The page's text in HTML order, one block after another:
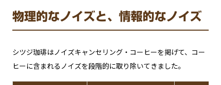
物理的なノイズと、情報的なノイズ
シツジ珈琲はノイズキャンセリング・コーヒーを掲げて、コー
ヒーに含まれるノイズを段階的に取り除いてきました。